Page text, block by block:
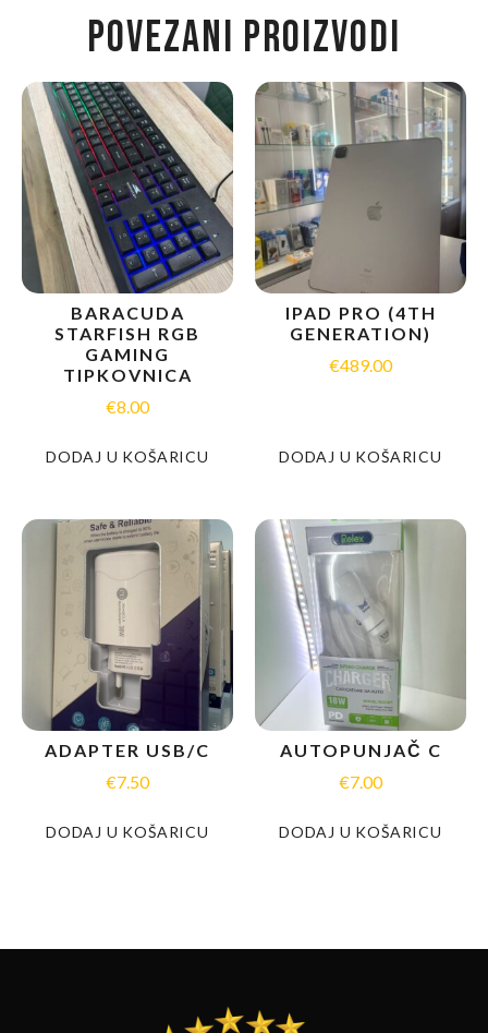
POVEZANI PROIZVODI
BARACUDA
STARFISH RGB
GAMING
TIPKOVNICA
€8.00
DODAJ U KOŠARICU
IPAD PRO (4TH
GENERATION)
€489.00
DODAJ U KOŠARICU
ADAPTER USB/C
€7.50
DODAJ U KOŠARICU
AUTOPUNJAČ C
€7.00
DODAJ U KOŠARICU